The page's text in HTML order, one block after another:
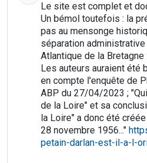
Le site est complet et
Un bémol toutefois : la
pas au mensonge
séparation
Atlantique de la Bretagne
Les auteurs auraient été
en compte l'enquête de
ABP du 27/04/2023 ;
de la Loire" et sa
la Loire" a donc été
28 novembre 1956..."
petain-darlan-est-il-a-l-